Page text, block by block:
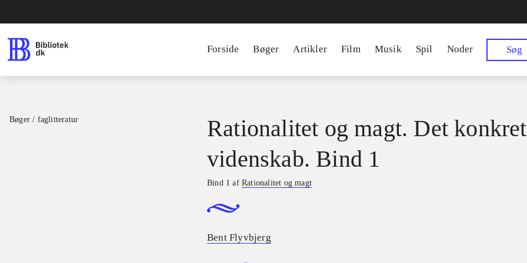
Forside Bøger Artikler Film Musik Spil Noder Søg
Bøger / faglitteratur
Rationalitet og magt. Det
videnskab. Bind 1
Bind 1 afRationalitet og magt
Bent Flyvbjerg